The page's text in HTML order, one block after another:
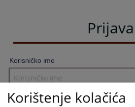
Prijava
Korisničko ime
Lozinka
Korištenje kolačića